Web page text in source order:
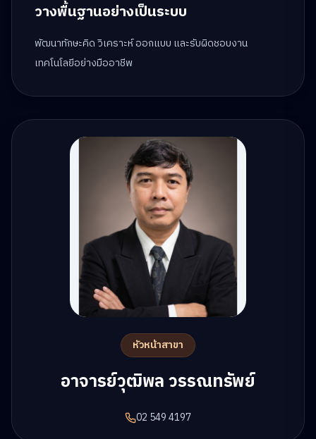
หัวหน้าสาขา
อาจารย์วุฒิพล วรรณทรัพย์
02 549 4197
วางพื้นฐานอย่างเป็นระบบ
พัฒนาทักษะคิด วิเคราะห์ ออกแบบ และรับผิดชอบงาน
เทคโนโลยีอย่างมืออาชีพ